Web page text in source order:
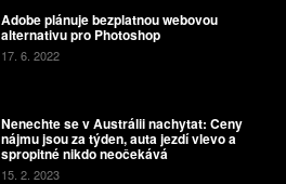
Adobe plánuje bezplatnou webovou
alternativu pro Photoshop
17. 6. 2022
Nenechte se v Austrálii nachytat: Ceny
nájmu jsou za týden, auta jezdí vlevo a
spropitné nikdo neočekává
15. 2. 2023